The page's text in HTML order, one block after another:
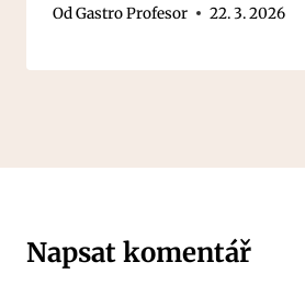
OdGastro Profesor 22. 3. 2026
Napsat komentář